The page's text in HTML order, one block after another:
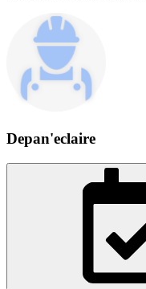
Depan'eclaire